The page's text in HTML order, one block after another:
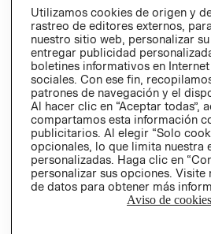
Uruguay ($U)
Utilizamos cookies de origen y
rastreo de editores externos,
nuestro sitio web, personalizar
entregar publicidad
boletines informativos en
sociales. Con ese fin,
patrones de navegación y el
Al hacer clic en “Aceptar todas”,
compartamos esta información
publicitarios. Al elegir “Solo
opcionales, lo que limita nuestra
personalizadas. Haga clic en
personalizar sus opciones.
de datos para obtener más
Aviso de